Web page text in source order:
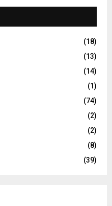
(18)
(13)
(14)
(1)
(74)
(2)
(2)
(8)
(39)